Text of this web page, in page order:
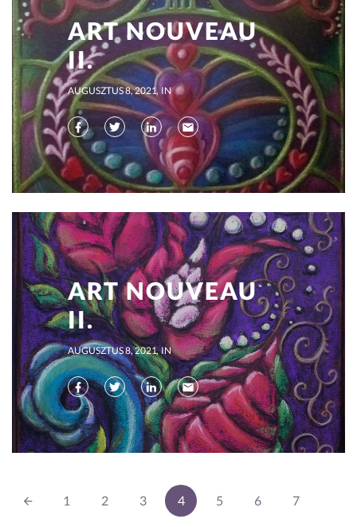
ART NOUVEAU
II.
AUGUSZTUS 8, 2021 IN
ART NOUVEAU
II.
AUGUSZTUS 8, 2021 IN
1 2 3 4 5 6 7